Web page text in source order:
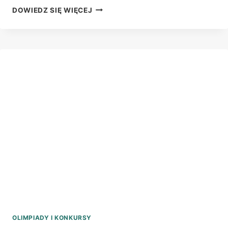
DOWIEDZ SIĘ WIĘCEJ ZŁOTY
OLIMPIADY I KONKURSY